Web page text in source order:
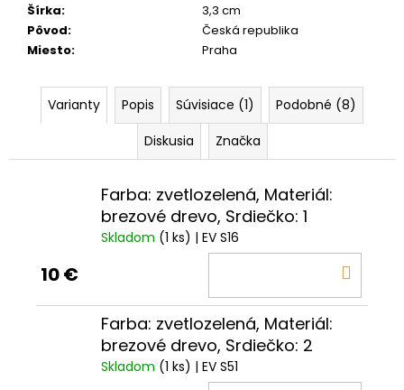
Šírka:
3,3 cm
Pôvod:
Česká republika
Miesto: Praha
Varianty Popis Súvisiace (1)
Podobné (8)
Diskusia
Značka
Farba: zvetlozelená, Materiál:
brezové drevo, Srdiečko: 1
Skladom (1 ks) | EV S16
10 €
Farba: zvetlozelená, Materiál:
brezové drevo, Srdiečko: 2
Skladom (1 ks) | EV S51